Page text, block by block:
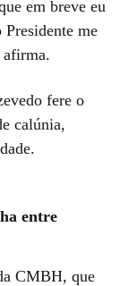
em breve eu
me
fere o
calúnia,
entre
CMBH, que